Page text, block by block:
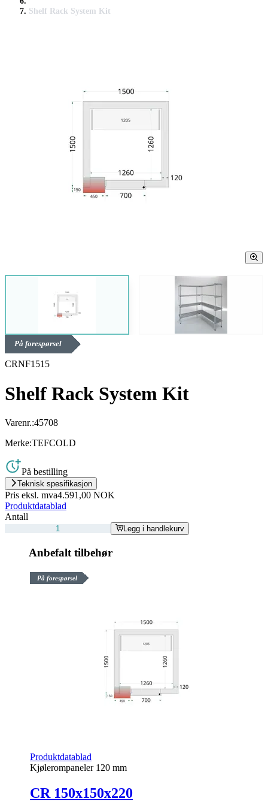
Shelf Rack System Kit
På forespørsel
CRNF1515
Shelf Rack System Kit
Varenr.:45708
Merke:TEFCOLD
På bestilling
Teknisk spesifikasjon
Pris eksl. mva4.591,00 NOK
Produktdatablad
Antall
Legg i handlekurv
Anbefalt tilbehør
På forespørsel
Produktdatablad
Kjølerompaneler 120 mm
CR 150x150x220